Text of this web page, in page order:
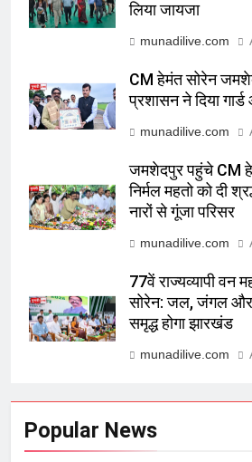
लिया जायजा
munadilive.com
CM हेमंत सोरेन
प्रशासन ने दिया
munadilive.com
जमशेदपुर पहुंचे CM
निर्मल महतो को दी
नारों से गूंजा परिसर
munadilive.com
77वें राज्यव्यापी वन
सोरेन: जल, जंगल और
समृद्ध होगा झारखंड
munadilive.com
Popular News